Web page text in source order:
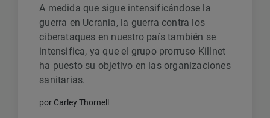
A medida que sigue intensificándose la
guerra en Ucrania, la guerra contra los
ciberataques en nuestro país también se
intensifica, ya que el grupo prorruso Killnet
ha puesto su objetivo en las organizaciones
sanitarias.
por Carley Thornell